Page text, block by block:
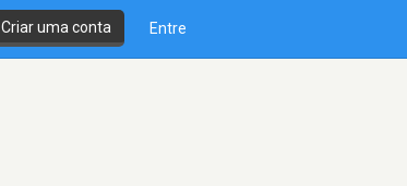
Criar uma conta Entre